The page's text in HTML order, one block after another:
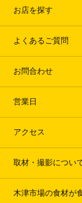
お店を探す
よくあるご質問
お問合わせ
営業日
アクセス
取材・撮影につい
木津市場の食材が